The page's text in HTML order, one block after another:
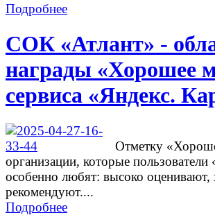
Подробнее
СОК «Атлант» -
награды «Хорошее
сервиса «Яндекс.
Отметку
организации, которые
особенно любят: высоко оценивают,
рекомендуют....
Подробнее